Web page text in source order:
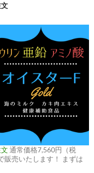
通常価格7,560円（税
販売いたします！ まずは